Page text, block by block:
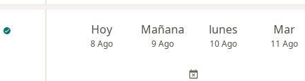
Hoy
8 Ago
Mañana
9 Ago
lunes
10 Ago
Mar
11 Ago